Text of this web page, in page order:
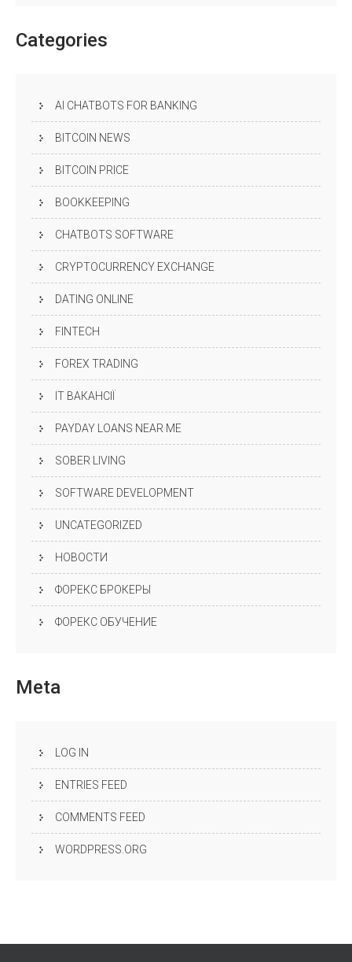
Categories
AI CHATBOTS FOR BANKING
BITCOIN NEWS
BITCOIN PRICE
BOOKKEEPING
CHATBOTS SOFTWARE
CRYPTOCURRENCY EXCHANGE
DATING ONLINE
FINTECH
FOREX TRADING
IT ВАКАНСІЇ
PAYDAY LOANS NEAR ME
SOBER LIVING
SOFTWARE DEVELOPMENT
UNCATEGORIZED
НОВОСТИ
ФОРЕКС БРОКЕРЫ
ФОРЕКС ОБУЧЕНИЕ
Meta
LOG IN
ENTRIES FEED
COMMENTS FEED
WORDPRESS.ORG